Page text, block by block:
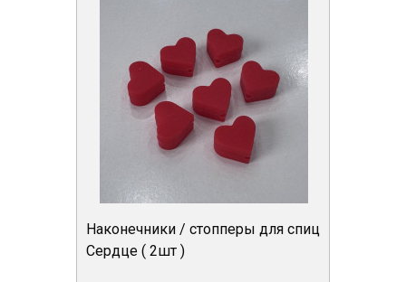
Наконечники / стопперы для спиц
Сердце ( 2шт )